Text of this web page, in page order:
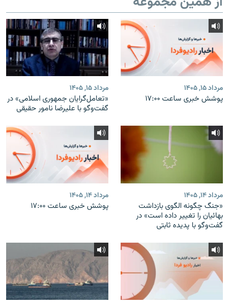
مرداد ۱۵, ۱۴۰۵
پوشش خبری ساعت ۱۷:۰۰
مرداد ۱۵, ۱۴۰۵
«تعامل‌گرایان جمهوری اسلامی» در
گفت‌وگو با علیرضا نامور حقیقی
مرداد ۱۴, ۱۴۰۵
«جنگ چگونه الگوی بازداشت
بهائیان را تغییر داده است» در
گفت‌وگو با پدیده ثابتی
مرداد ۱۴, ۱۴۰۵
پوشش خبری ساعت ۱۷:۰۰